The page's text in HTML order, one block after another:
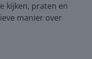
kijken, praten en
manier over